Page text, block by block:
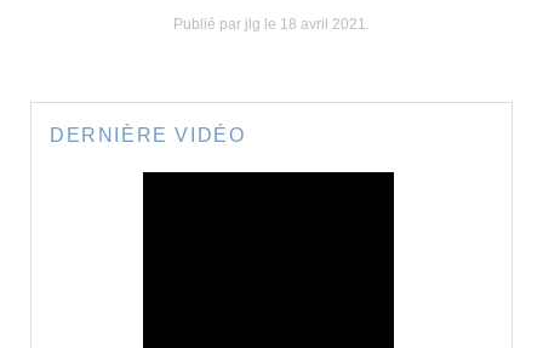
Publié par jlg le 18 avril 2021.
DERNIÈRE VIDÉO